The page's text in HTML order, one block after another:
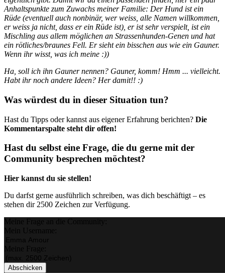
Anhaltspunkte zum Zuwachs meiner Familie: Der Hund ist ein
Rüde (eventuell auch nonbinär, wer weiss, alle Namen willkommen,
er weiss ja nicht, dass er ein Rüde ist), er ist sehr verspielt, ist ein
Mischling aus allem möglichen an Strassenhunden-Genen und hat
ein rötliches/braunes Fell. Er sieht ein bisschen aus wie ein Gauner.
Wenn ihr wisst, was ich meine :))
Ha, soll ich ihn Gauner nennen? Gauner, komm! Hmm ... vielleicht.
Habt ihr noch andere Ideen? Her damit!! :)
Was würdest du in dieser Situation tun?
Hast du Tipps oder kannst aus eigener Erfahrung berichten? Die
Kommentarspalte steht dir offen!
Hast du selbst eine Frage, die du gerne mit der
Community besprechen möchtest?
Hier kannst du sie stellen!
Du darfst gerne ausführlich schreiben, was dich beschäftigt – es
stehen dir 2500 Zeichen zur Verfügung.
Meine Frage an die Community:
Mein Username:
Meine Frage:
Abschicken